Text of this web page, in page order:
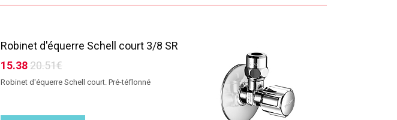
Robinet d'équerre Schell court 3/8 SR
15.3820.51€
Robinet d'équerre Schell court. Pré-téflonné